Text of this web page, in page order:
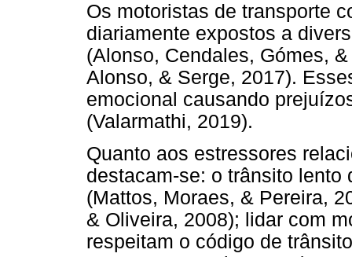
Os motoristas de transporte
diariamente expostos a
(Alonso, Cendales, Gómes,
Alonso, & Serge, 2017).
emocional causando
(Valarmathi, 2019).
Quanto aos estressores
destacam-se: o trânsito
(Mattos, Moraes, & Pereira,
& Oliveira, 2008); lidar com
respeitam o código de